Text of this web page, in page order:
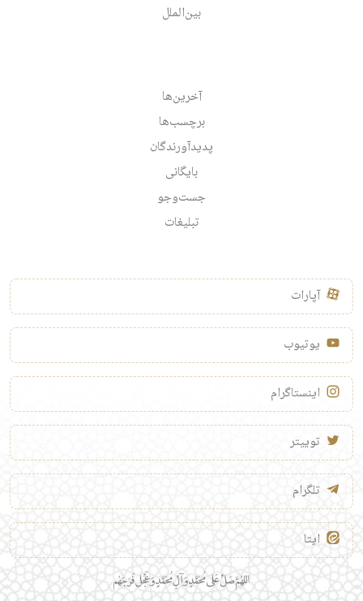
بین‌الملل
آخرین‌ها
برچسب‌ها
پدیدآورندگان
بایگانی
جست‌وجو
تبلیغات
آپارات
یوتیوب
اینستاگرام
توییتر
تلگرام
ایتا